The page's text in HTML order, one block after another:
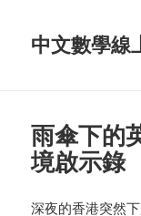
中文數學線
雨傘下的
境啟示錄
深夜的香港突然